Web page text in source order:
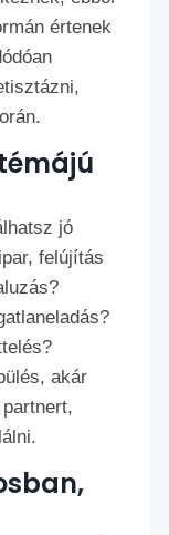
értenek
jó
felújítás
akár